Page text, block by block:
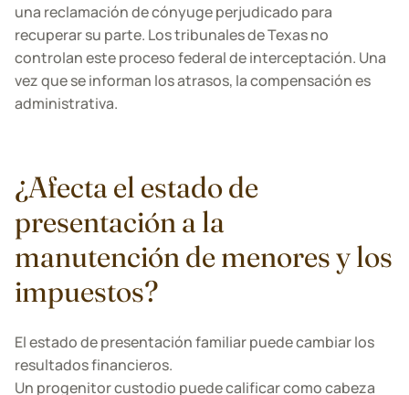
una reclamación de cónyuge perjudicado para
recuperar su parte. Los tribunales de Texas no
controlan este proceso federal de interceptación. Una
vez que se informan los atrasos, la compensación es
administrativa.
¿Afecta el estado de
presentación a la
manutención de menores y los
impuestos?
El estado de presentación familiar puede cambiar los
resultados financieros.
Un progenitor custodio puede calificar como cabeza